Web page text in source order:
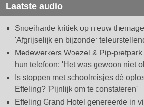
Laatste audio
Snoeiharde kritiek op nieuw
'Afgrijselijk en bijzonder
Medewerkers Woezel & Pip-
hun telefoon: 'Het was gewoon niet
Is stoppen met schoolreisjes dé
Efteling? 'Pijnlijk om te constateren'
Efteling Grand Hotel genereerde in